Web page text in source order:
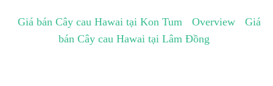
Giá bán Cây cau Hawai tại Kon Tum Overview
Giá
bán Cây cau Hawai tại Lâm Đồng